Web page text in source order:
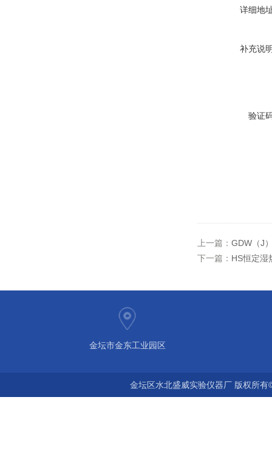
详细地
补充说
验证
上一篇： GDW（J
下一篇： HS恒定湿
金坛市金东工业园区
金坛区水北盛威实验仪器厂 版权所